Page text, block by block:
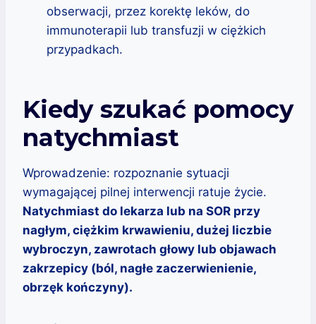
obserwacji, przez korektę leków, do
immunoterapii lub transfuzji w ciężkich
przypadkach.
Kiedy szukać pomocy
natychmiast
Wprowadzenie: rozpoznanie sytuacji
wymagającej pilnej interwencji ratuje życie.
Natychmiast do lekarza lub na SOR przy
nagłym, ciężkim krwawieniu, dużej liczbie
wybroczyn, zawrotach głowy lub objawach
zakrzepicy (ból, nagłe zaczerwienienie,
obrzęk kończyny).